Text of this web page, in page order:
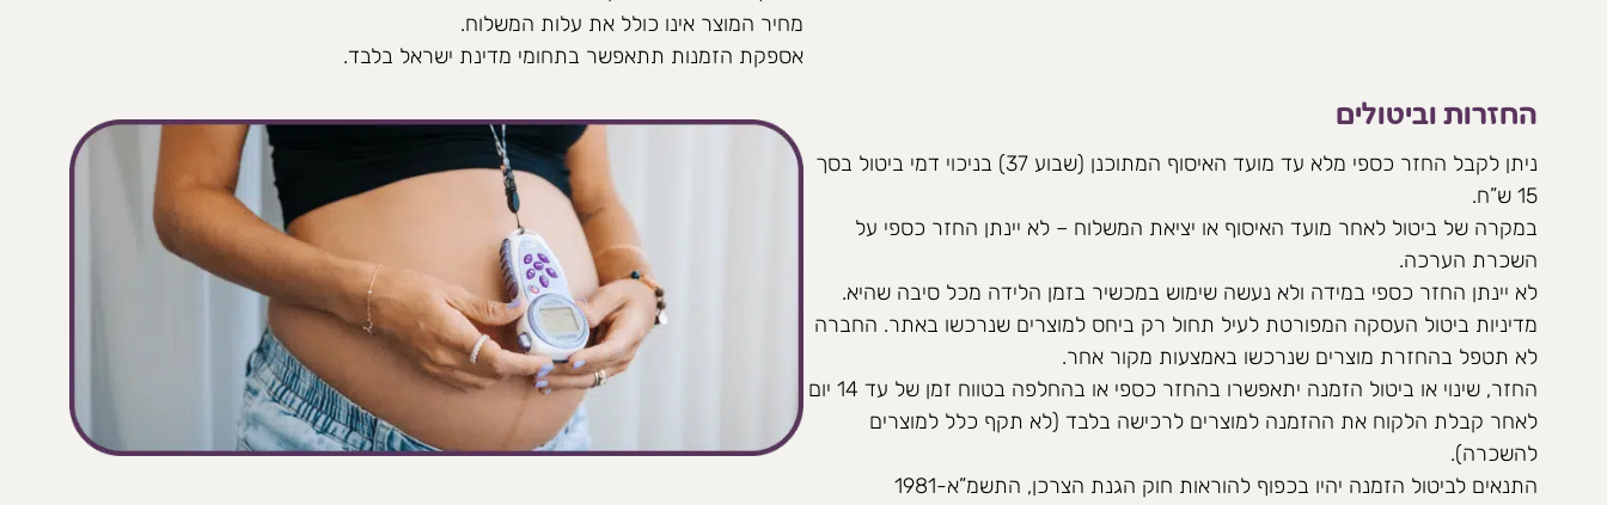
מחיר המוצר אינו כולל את עלות המשלוח.
אספקת הזמנות תתאפשר בתחומי מדינת ישראל בלבד.
החזרות וביטולים
ניתן לקבל החזר כספי מלא עד מועד האיסוף המתוכנן (שבוע 37) בניכוי דמי ביטול בסך
15 ש”ח.
במקרה של ביטול לאחר מועד האיסוף או יציאת המשלוח – לא יינתן החזר כספי על
השכרת הערכה.
לא יינתן החזר כספי במידה ולא נעשה שימוש במכשיר בזמן הלידה מכל סיבה שהיא.
מדיניות ביטול העסקה המפורטת לעיל תחול רק ביחס למוצרים שנרכשו באתר. החברה
לא תטפל בהחזרת מוצרים שנרכשו באמצעות מקור אחר.
החזר, שינוי או ביטול הזמנה יתאפשרו בהחזר כספי או בהחלפה בטווח זמן של עד 14 יום
לאחר קבלת הלקוח את ההזמנה למוצרים לרכישה בלבד (לא תקף כלל למוצרים
להשכרה).
התנאים לביטול הזמנה יהיו בכפוף להוראות חוק הגנת הצרכן, התשמ”א-1981